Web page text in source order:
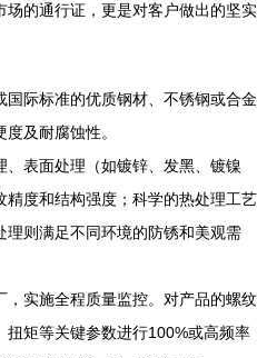
的通行证，更是对客户做出的坚实
国际标准的优质钢材、不锈钢或合金
及耐腐蚀性。
、表面处理（如镀锌、发黑、镀镍
度和结构强度；科学的热处理工艺
则满足不同环境的防锈和美观需
，实施全程质量监控。对产品的螺纹
矩等关键参数进行100%或高频率